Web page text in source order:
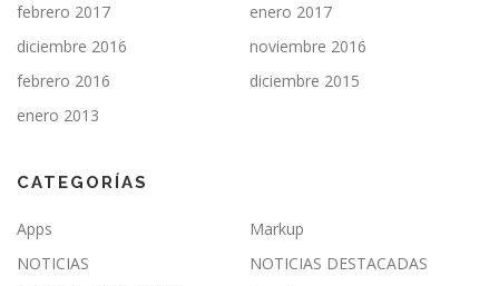
febrero 2017
enero 2017
diciembre 2016
noviembre 2016
febrero 2016
diciembre 2015
enero 2013
CATEGORÍAS
Apps
Markup
NOTICIAS
NOTICIAS DESTACADAS